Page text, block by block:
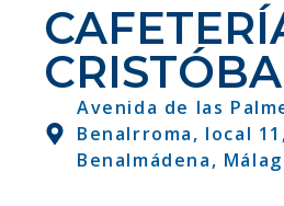
Avenida de las
Benalrroma, local
Benalmádena,